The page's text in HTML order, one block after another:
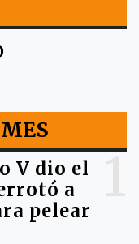
V dio el
a
pelear